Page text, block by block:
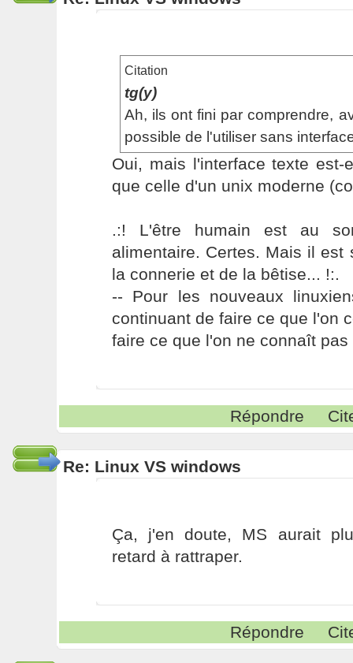
Citation
tg(y)
Ah, ils ont fini par comprendre,
possible de l'utiliser sans
Oui, mais l'interface texte est-
que celle d'un unix moderne
.:! L'être humain est au
alimentaire. Certes. Mais il est
la connerie et de la bêtise... !:.
-- Pour les nouveaux
continuant de faire ce que l'on
faire ce que l'on ne connaît pas
Répondre
Re: Linux VS windows
Ça, j'en doute, MS aurait
retard à rattraper.
Répondre